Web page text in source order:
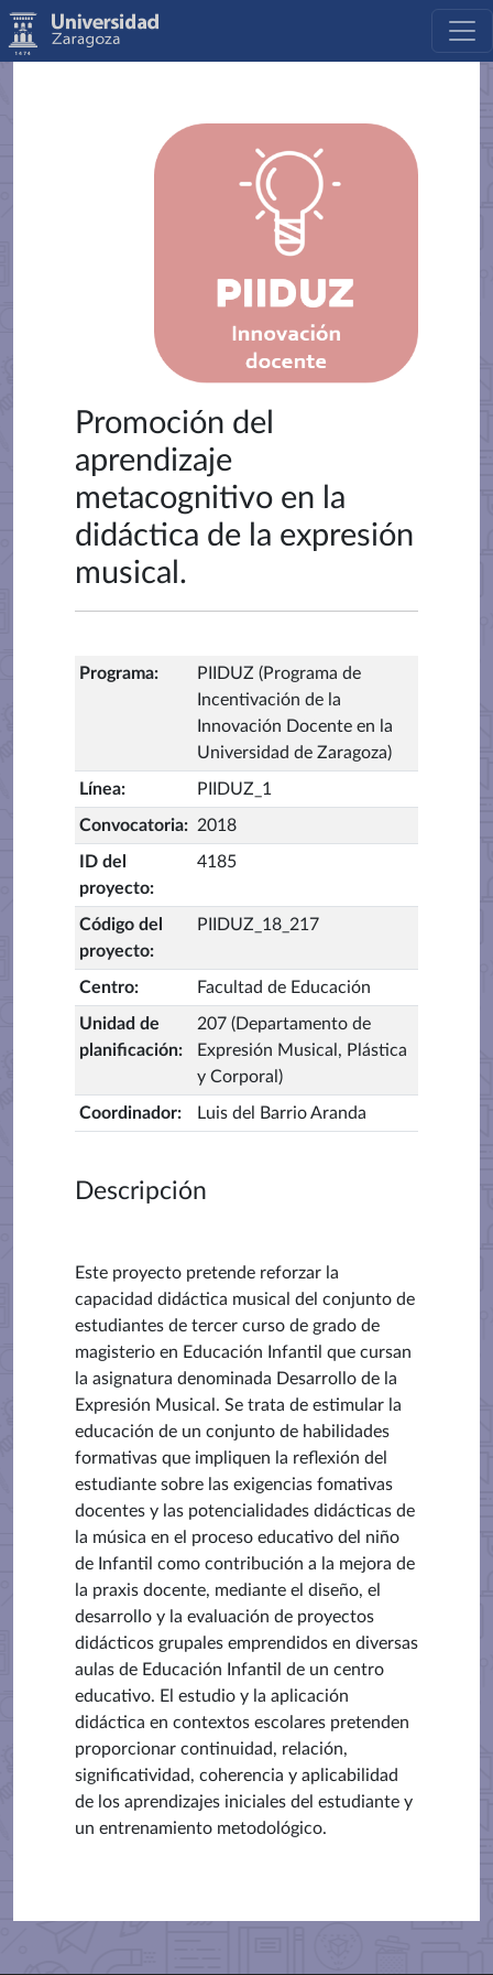
Promoción del
aprendizaje
metacognitivo en la
didáctica de la expresión
musical.
Programa:
PIIDUZ (Programa de
Incentivación de la
Innovación Docente en la
Universidad de Zaragoza)
Línea: PIIDUZ_1
Convocatoria: 2018
ID del
proyecto:
4185
Código del
proyecto:
PIIDUZ_18_217
Centro: Facultad de Educación
Unidad de
planificación:
207 (Departamento de
Expresión Musical, Plástica
y Corporal)
Coordinador: Luis del Barrio Aranda
Descripción
Este proyecto pretende reforzar la
capacidad didáctica musical del conjunto de
estudiantes de tercer curso de grado de
magisterio en Educación Infantil que cursan
la asignatura denominada Desarrollo de la
Expresión Musical. Se trata de estimular la
educación de un conjunto de habilidades
formativas que impliquen la reflexión del
estudiante sobre las exigencias fomativas
docentes y las potencialidades didácticas de
la música en el proceso educativo del niño
de Infantil como contribución a la mejora de
la praxis docente, mediante el diseño, el
desarrollo y la evaluación de proyectos
didácticos grupales emprendidos en diversas
aulas de Educación Infantil de un centro
educativo. El estudio y la aplicación
didáctica en contextos escolares pretenden
proporcionar continuidad, relación,
significatividad, coherencia y aplicabilidad
de los aprendizajes iniciales del estudiante y
un entrenamiento metodológico.